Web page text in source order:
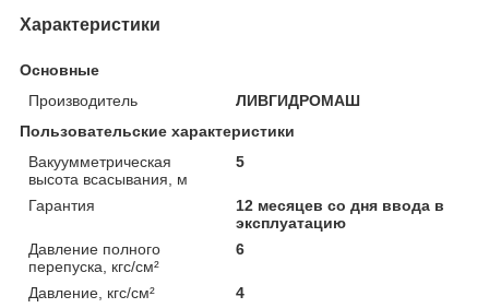
Характеристики
Основные
Производитель
ЛИВГИДРОМАШ
Пользовательские характеристики
Вакуумметрическая
высота всасывания, м
5
Гарантия
12 месяцев со дня ввода в
эксплуатацию
Давление полного
перепуска, кгс/см²
6
Давление, кгс/см²
4